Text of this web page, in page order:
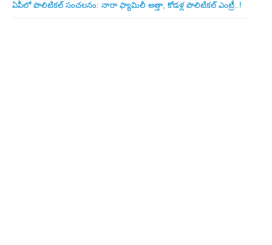
ఏపీలో పొలిటిక‌ల్ సంచ‌ల‌నం: నారా ఫ్యామిలీ అత్తా, కోడ‌ళ్ల పొలిటికల్ ఎంట్రీ..!